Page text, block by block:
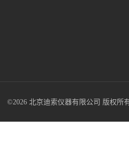
©2026 北京迪索仪器有限公司 版权所